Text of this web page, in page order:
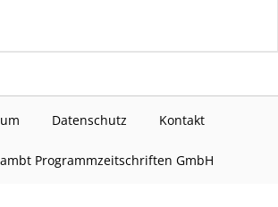
Datenschutz Kontakt
Programmzeitschriften GmbH